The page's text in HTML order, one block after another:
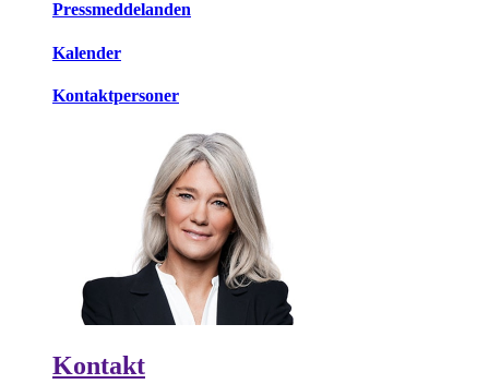
Pressmeddelanden
Kalender
Kontaktpersoner
Kontakt